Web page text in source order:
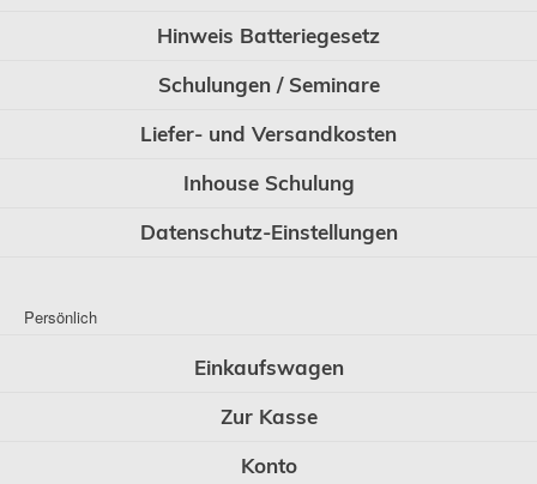
Hinweis Batteriegesetz
Schulungen / Seminare
Liefer- und Versandkosten
Inhouse Schulung
Datenschutz-Einstellungen
Persönlich
Einkaufswagen
Zur Kasse
Konto